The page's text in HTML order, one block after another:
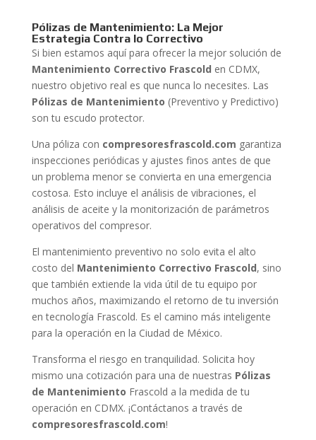
Pólizas de Mantenimiento: La Mejor
Estrategia Contra lo Correctivo
Si bien estamos aquí para ofrecer la mejor solución de
Mantenimiento Correctivo Frascold en CDMX,
nuestro objetivo real es que nunca lo necesites. Las
Pólizas de Mantenimiento (Preventivo y Predictivo)
son tu escudo protector.
Una póliza con compresoresfrascold.com garantiza
inspecciones periódicas y ajustes finos antes de que
un problema menor se convierta en una emergencia
costosa. Esto incluye el análisis de vibraciones, el
análisis de aceite y la monitorización de parámetros
operativos del compresor.
El mantenimiento preventivo no solo evita el alto
costo del Mantenimiento Correctivo Frascold, sino
que también extiende la vida útil de tu equipo por
muchos años, maximizando el retorno de tu inversión
en tecnología Frascold. Es el camino más inteligente
para la operación en la Ciudad de México.
Transforma el riesgo en tranquilidad. Solicita hoy
mismo una cotización para una de nuestras Pólizas
de Mantenimiento Frascold a la medida de tu
operación en CDMX. ¡Contáctanos a través de
compresoresfrascold.com!